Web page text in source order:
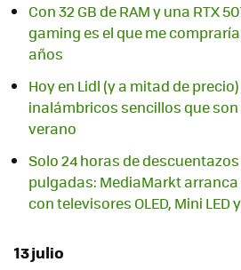
Con 32 GB de RAM y una RTX
gaming es el que me
años
Hoy en Lidl (y a mitad de
inalámbricos sencillos que
verano
Solo 24 horas de
pulgadas: MediaMarkt
con televisores OLED, Mini LED
13 julio